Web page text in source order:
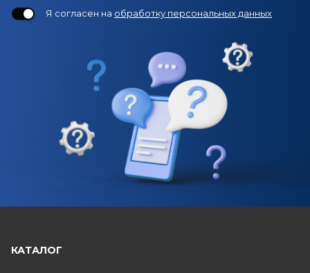
Я согласен на обработку персональных данных
КАТАЛОГ